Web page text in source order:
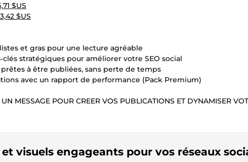
$US
$US
et gras pour une lecture agréable
stratégiques pour améliorer votre SEO social
à être publiées, sans perte de temps
avec un rapport de performance (Pack Premium)
MESSAGE POUR CREER VOS PUBLICATIONS ET DYNAMISER
visuels engageants pour vos réseaux